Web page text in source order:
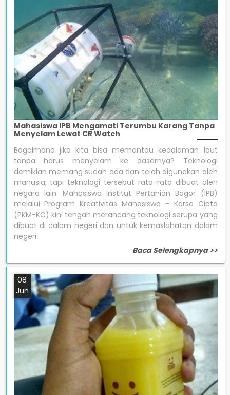
Mahasiswa IPB Mengamati Terumbu Karang Tanpa
Menyelam Lewat CR Watch
Bagaimana jika kita bisa memantau kedalaman laut
tanpa harus menyelam ke dasarnya? Teknologi
demikian memang sudah ada dan telah digunakan oleh
manusia, tapi teknologi tersebut rata-rata dibuat oleh
negara lain. Mahasiswa Institut Pertanian Bogor (IPB)
melalui Program Kreativitas Mahasiswa - Karsa Cipta
(PKM-KC) kini tengah merancang teknologi serupa yang
dibuat di dalam negeri dan untuk kemaslahatan dalam
negeri.
Baca Selengkapnya >>
08
Jun